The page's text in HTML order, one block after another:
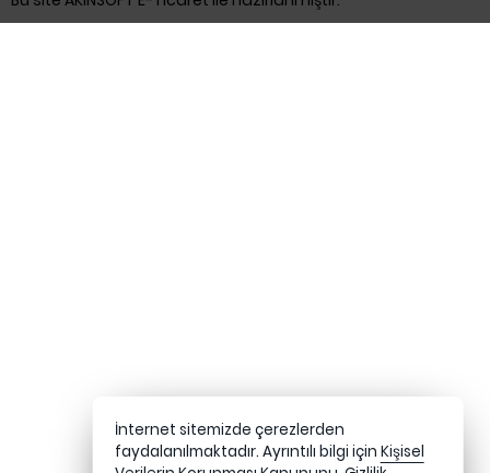
İnternet sitemizde çerezlerden
faydalanılmaktadır. Ayrıntılı bilgi için Kişisel